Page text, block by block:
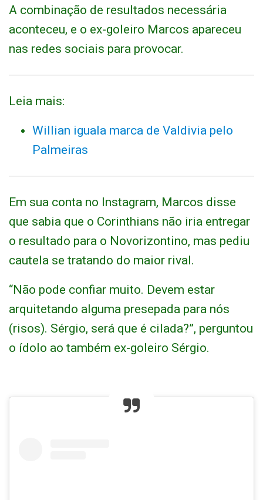
A combinação de resultados necessária
aconteceu, e o ex-goleiro Marcos apareceu
nas redes sociais para provocar.
Leia mais:
Willian iguala marca de Valdivia pelo
Palmeiras
Em sua conta no Instagram, Marcos disse
que sabia que o Corinthians não iria entregar
o resultado para o Novorizontino, mas pediu
cautela se tratando do maior rival.
“Não pode confiar muito. Devem estar
arquitetando alguma presepada para nós
(risos). Sérgio, será que é cilada?”, perguntou
o ídolo ao também ex-goleiro Sérgio.